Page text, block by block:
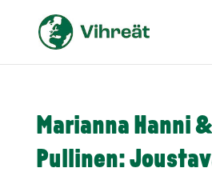
Marianna Hanni
Pullinen: